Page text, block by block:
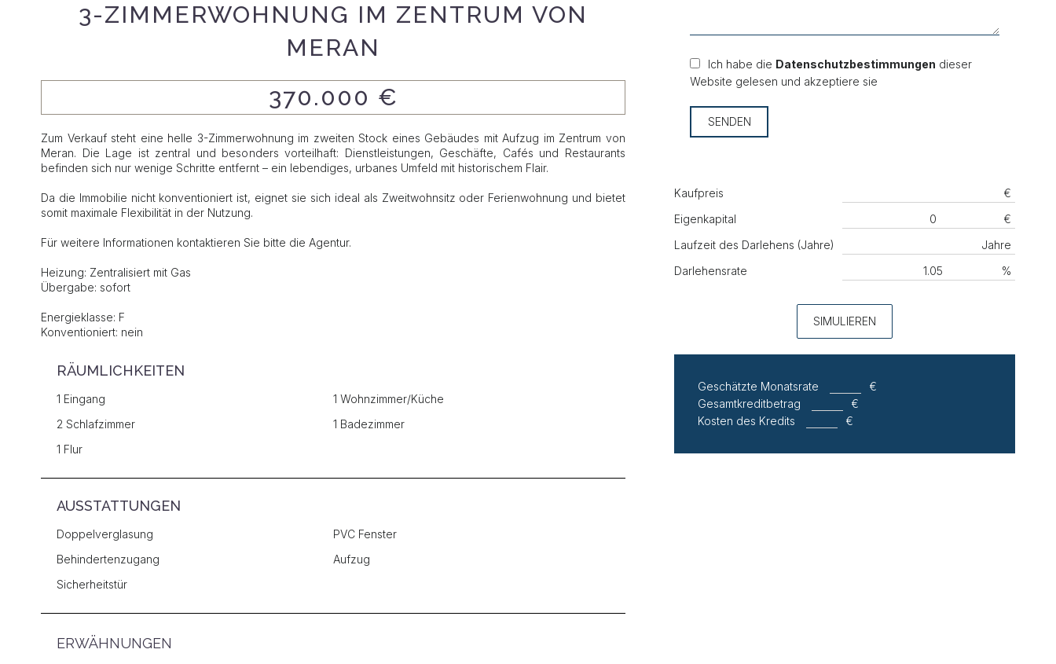
3-ZIMMERWOHNUNG IM ZENTRUM VON
MERAN
370.000 €
Zum Verkauf steht eine helle 3-Zimmerwohnung im zweiten Stock eines Gebäudes mit Aufzug im Zentrum von
Meran. Die Lage ist zentral und besonders vorteilhaft: Dienstleistungen, Geschäfte, Cafés und Restaurants
befinden sich nur wenige Schritte entfernt – ein lebendiges, urbanes Umfeld mit historischem Flair.
Da die Immobilie nicht konventioniert ist, eignet sie sich ideal als Zweitwohnsitz oder Ferienwohnung und bietet
somit maximale Flexibilität in der Nutzung.
Für weitere Informationen kontaktieren Sie bitte die Agentur.
Heizung: Zentralisiert mit Gas
Übergabe: sofort
Energieklasse: F
Konventioniert: nein
RÄUMLICHKEITEN
1 Eingang
1 Wohnzimmer/Küche
2 Schlafzimmer
1 Badezimmer
1 Flur
AUSSTATTUNGEN
Doppelverglasung
PVC Fenster
Behindertenzugang
Aufzug
Sicherheitstür
ERWÄHNUNGEN
Ich habe die Datenschutzbestimmungen dieser
Website gelesen und akzeptiere sie
SENDEN
Kaufpreis
€
Eigenkapital
€
Laufzeit des Darlehens (Jahre)
Jahre
Darlehensrate
%
SIMULIEREN
Geschätzte Monatsrate
€
Gesamtkreditbetrag
€
Kosten des Kredits
€